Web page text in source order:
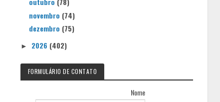
novembro (74)
dezembro (75)
► 2026 (402)
FORMULÁRIO DE CONTATO
Nome